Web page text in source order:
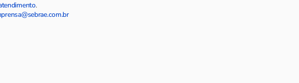
.